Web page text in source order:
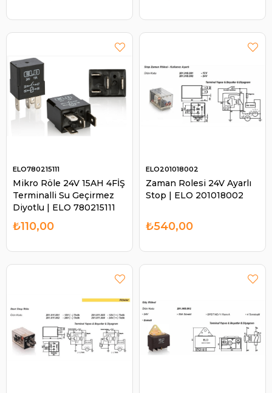
Mikro Röle 24V 15AH 4FİŞ
Terminalli Su Geçirmez
Diyotlu | ELO 780215111
ELO780215111
₺110,00
Zaman Rolesi 24V Ayarlı
Stop | ELO 201018002
ELO201018002
₺540,00